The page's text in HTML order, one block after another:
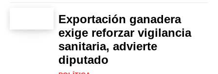
Exportación ganadera
exige reforzar vigilancia
sanitaria, advierte
diputado